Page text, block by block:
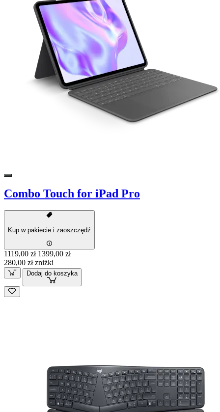
Combo Touch for iPad Pro
Kup w pakiecie i zaoszczędź
1119,00 zł 1399,00 zł
280,00 zł zniżki
Dodaj do koszyka